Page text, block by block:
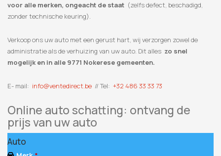
voor alle merken, ongeacht de staat (zelfs defect, beschadigd,
zonder technische keuring).
Verkoop ons uw auto met een gerust hart, wij verzorgen zowel de
administratie als de verhuizing van uw auto. Dit alles zo snel
mogelijk en in alle 9771 Nokerese gemeenten.
E- mail: info@ventedirect.be // Tel: +32 486 33 33 73
Online auto schatting: ontvang de
prijs van uw auto
Auto